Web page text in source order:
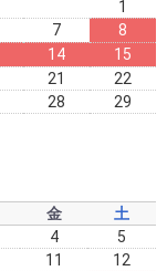
1
7
8
14
15
21
22
28
29
金
土
4
5
11
12